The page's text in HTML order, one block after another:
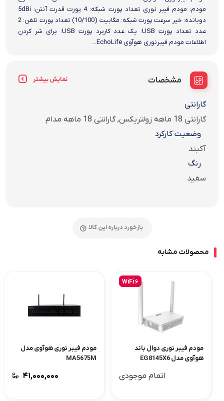
مودم: مودم فیبر نوری تعداد پورت شبکه: 4 پورت قدرت آنتن: 5dBi
دوبانده: خیر سرعت پورت شبکه: مگابیت (10/100) تعداد پورت تلفن: 2
عدد تعداد پورت USB: یک عدد کاربرد پورت USB: برای شر کردن
اطلاعات مودم فیبرنوری هوآوی EchoLife...
مشخصات نمایش بیشتر
گارانتی
گارانتی 18 ماهه زولتریکس, گارانتی 18 ماهه مدام
وضعیت کارکرد
آکبند
رنگ
سفید
بازخورد درباره این کالا
محصولات مشابه
WiFi 6
مودم فیبر نوری دوال باند
هوآوی مدل EG8145X6
اتمام موجودی
مودم فیبر نوری هوآوی مدل
MA5675M
۴۱,۰۰۰,۰۰۰